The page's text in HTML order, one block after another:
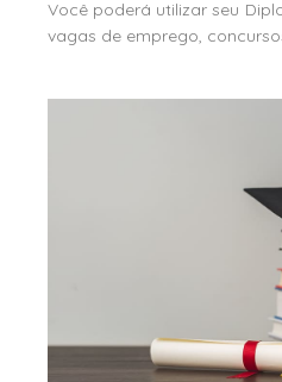
Você poderá utilizar seu
vagas de emprego,